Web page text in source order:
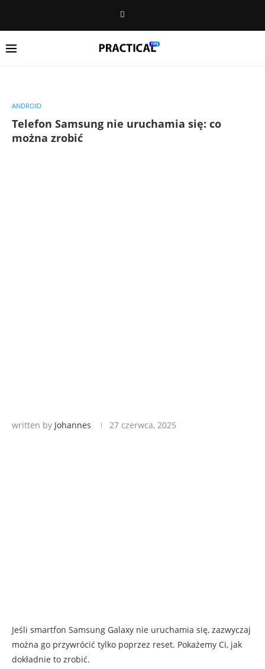
ANDROID
Telefon Samsung nie uruchamia się: co
można zrobić
written by Johannes 27 czerwca, 2025
Jeśli smartfon Samsung Galaxy nie uruchamia się, zazwyczaj
można go przywrócić tylko poprzez reset. Pokażemy Ci, jak
dokładnie to zrobić.